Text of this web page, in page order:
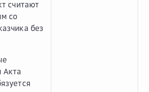
считают
со
без
Акта